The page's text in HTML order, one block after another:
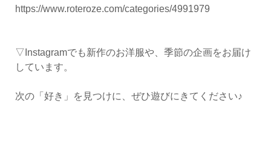
https://www.roteroze.com/categories/4991979
▽Instagramでも新作のお洋服や、季節の企画をお届け
しています。
次の「好き」を見つけに、ぜひ遊びにきてください♪